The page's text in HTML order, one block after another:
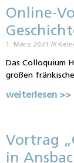
Online-
1. März 2021
Das Colloquium
großen
weiterlesen >>
Vortrag
in